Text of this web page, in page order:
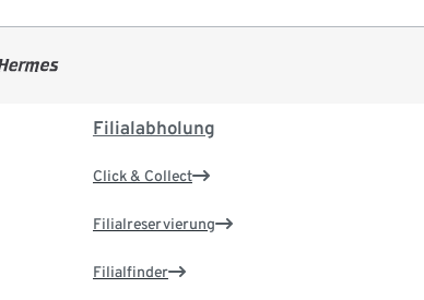
Filialabholung
Click & Collect
Filialreservierung
Filialfinder